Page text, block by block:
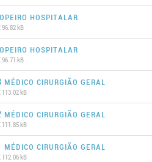
HOSPITALAR
96.82 kB
HOSPITALAR
96.71 kB
CIRURGIÃO GERAL
113.02 kB
CIRURGIÃO GERAL
111.85 kB
CIRURGIÃO GERAL
112.06 kB